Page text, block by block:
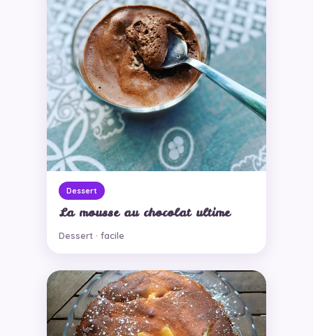
Dessert
La mousse au chocolat ultime
Dessert · facile